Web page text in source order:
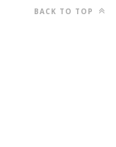
BACK TO TOP